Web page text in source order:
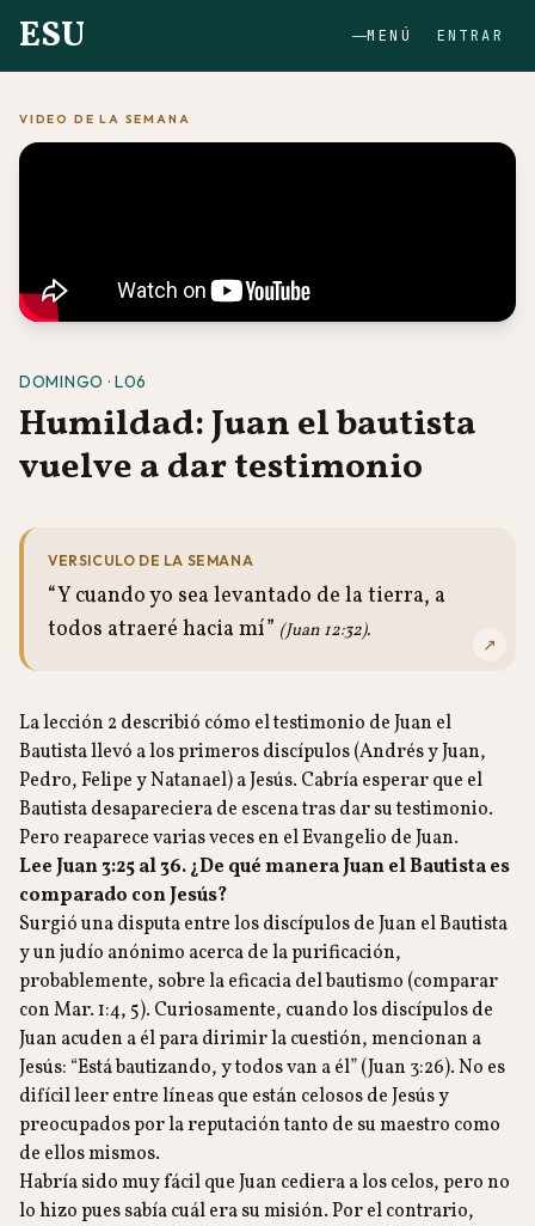
ESU MENÚ ENTRAR
VIDEO DE LA SEMANA
DOMINGO · L06
Humildad: Juan el bautista
vuelve a dar testimonio
VERSICULO DE LA SEMANA
“Y cuando yo sea levantado de la tierra, a
todos atraeré hacia mí” (Juan 12:32).
↗
La lección 2 describió cómo el testimonio de Juan el
Bautista llevó a los primeros discípulos (Andrés y Juan,
Pedro, Felipe y Natanael) a Jesús. Cabría esperar que el
Bautista desapareciera de escena tras dar su testimonio.
Pero reaparece varias veces en el Evangelio de Juan.
Lee Juan 3:25 al 36. ¿De qué manera Juan el Bautista es
comparado con Jesús?
Surgió una disputa entre los discípulos de Juan el Bautista
y un judío anónimo acerca de la purificación,
probablemente, sobre la eficacia del bautismo (comparar
con Mar. 1:4, 5). Curiosamente, cuando los discípulos de
Juan acuden a él para dirimir la cuestión, mencionan a
Jesús: “Está bautizando, y todos van a él” (Juan 3:26). No es
difícil leer entre líneas que están celosos de Jesús y
preocupados por la reputación tanto de su maestro como
de ellos mismos.
Habría sido muy fácil que Juan cediera a los celos, pero no
lo hizo pues sabía cuál era su misión. Por el contrario,